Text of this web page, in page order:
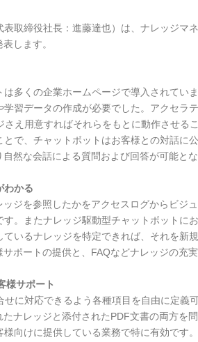
取締役社長：進藤達也）は、ナレッジマ
します。
多くの企業ホームページで導入されてい
習データの作成が必要でした。アクセラ
え用意すればそれらをもとに動作させ
で、チャットボットはお客様との対話に
然な会話による質問および回答が可能とな
わかる
ジを参照したかをアクセスログからビジ
。またナレッジ駆動型チャットボットに
いるナレッジを特定できれば、それを新
ポートの提供と、FAQなどナレッジの充
様サポート
に対応できるよう各種項目を自由に定義
ナレッジと添付されたPDF文書の両方を
向けに提供している業務で特に有効です